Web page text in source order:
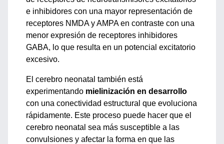
e inhibidores con una mayor representación de
receptores NMDA y AMPA en contraste con una
menor expresión de receptores inhibidores
GABA, lo que resulta en un potencial excitatorio
excesivo.
El cerebro neonatal también está
experimentando mielinización en desarrollo
con una conectividad estructural que evoluciona
rápidamente. Este proceso puede hacer que el
cerebro neonatal sea más susceptible a las
convulsiones y afectar la forma en que las